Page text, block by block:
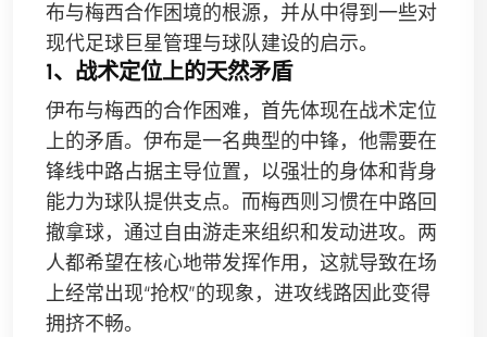
布与梅西合作困境的根源，并从中得到一些对
现代足球巨星管理与球队建设的启示。
1、战术定位上的天然矛盾
伊布与梅西的合作困难，首先体现在战术定位
上的矛盾。伊布是一名典型的中锋，他需要在
锋线中路占据主导位置，以强壮的身体和背身
能力为球队提供支点。而梅西则习惯在中路回
撤拿球，通过自由游走来组织和发动进攻。两
人都希望在核心地带发挥作用，这就导致在场
上经常出现“抢权”的现象，进攻线路因此变得
拥挤不畅。